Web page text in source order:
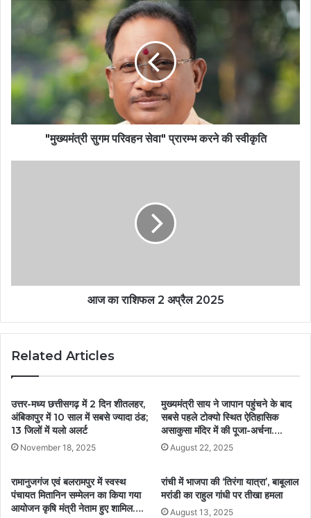
"मुख्यमंत्री सुगम परिवहन सेवा" प्रारम्भ करने की स्वीकृति
आज का राशिफल 2 अप्रैल 2025
Related Articles
उत्तर-मध्य छत्तीसगढ़ में 2 दिन शीतलहर,
अंबिकापुर में 10 साल में सबसे ज्यादा ठंड;
13 जिलों में यलो अलर्ट
November 18, 2025
मुख्यमंत्री साय ने जापान पहुंचने के बाद
सबसे पहले टोक्यो स्थित ऐतिहासिक
असाकुसा मंदिर में की पूजा-अर्चना….
August 22, 2025
रामानुजगंज एवं बलरामपुर में स्वस्थ
पंचायत मितानिन सम्मेलन का किया गया
आयोजन कृषि मंत्री नेताम हुए शामिल….
रांची में भाजपा की ‘तिरंगा यात्रा’, बाबूलाल
मरांडी का राहुल गांधी पर तीखा हमला
August 13, 2025